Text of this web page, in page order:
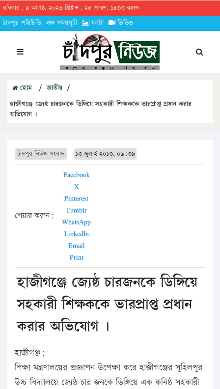
রবিবার , ৯ আগস্ট, ২০২৬ খ্রিষ্টাব্দ , ২৫ শ্রাবণ, ১৪৩৩ বঙ্গাব্দ
চাঁদপুর পরিচিতি লঞ্চ সময়সূচী ফটো ভিডিও
হোম / জাতীয় /
হাজীগঞ্জে জ্যেষ্ঠ চারজনকে ডিঙ্গিয়ে সহকারী শিক্ষককে ভারপ্রাপ্ত প্রধান করার
অভিযোগ ।
চাঁদপুর নিউজ সংবাদ ১৩ জুলাই ২০১৩, ০৯:৩৯
শেয়ার করুন:
Facebook
X
Pinterest
Tumblr
WhatsApp
LinkedIn
Email
Print
হাজীগঞ্জে জ্যেষ্ঠ চারজনকে ডিঙ্গিয়ে
সহকারী শিক্ষককে ভারপ্রাপ্ত প্রধান
করার অভিযোগ ।
হাজীগঞ্জ:
শিক্ষা মন্ত্রণালয়ের প্রজ্ঞাপন উপেক্ষা করে হাজীগঞ্জের সুহিলপুর
উচ্চ বিদ্যালয়ে জ্যেষ্ঠ চার জনকে ডিঙ্গিয়ে এক কনিষ্ঠ সহকারী